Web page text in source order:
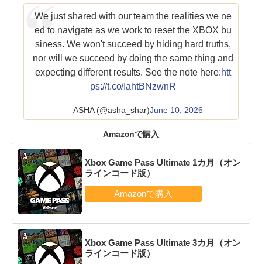
We just shared with our team the realities we ne
ed to navigate as we work to reset the XBOX bu
siness. We won't succeed by hiding hard truths,
nor will we succeed by doing the same thing and
expecting different results. See the note here:htt
ps://t.co/IahtBNzwnR
— ASHA (@asha_shar)June 10, 2026
Amazonで購入
Xbox Game Pass Ultimate 1カ月（オン
ラインコード版）
Xbox Game Pass Ultimate 3カ月（オン
ラインコード版）